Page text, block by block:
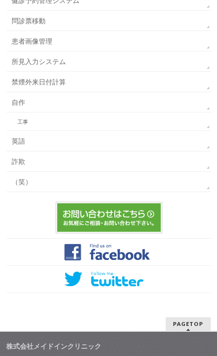
問診票移動
患者画像管理
所見入力システム
禁煙外来日付計算
自作
工事
英語
詐欺
（笑）
PAGETOP
株式会社メイドインクリニック